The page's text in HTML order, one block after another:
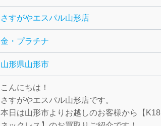
さすがやエスパル山形店
金・プラチナ
山形県山形市
こんにちは！
さすがやエスパル山形店です。
本日は山形市よりお越しのお客様から【K18